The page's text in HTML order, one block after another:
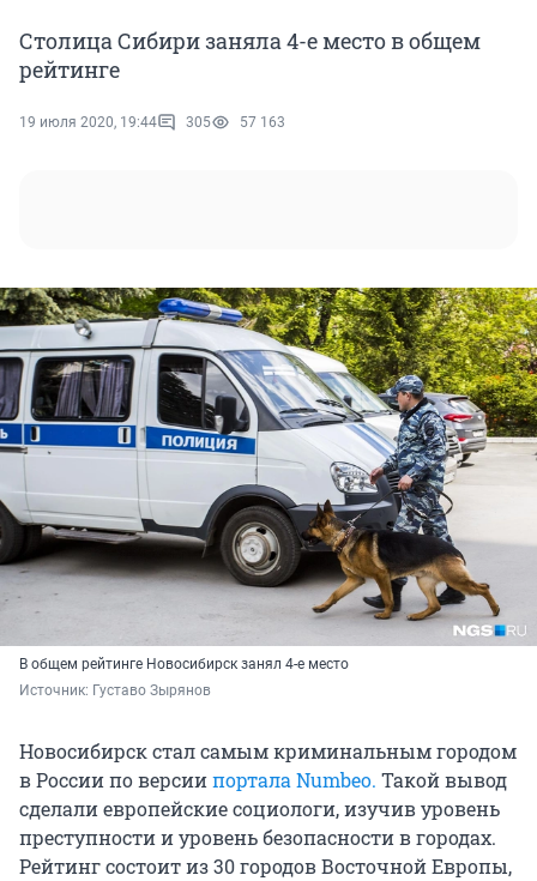
Столица Сибири заняла 4-е место в общем
рейтинге
19 июля 2020, 19:44 305 57 163
В общем рейтинге Новосибирск занял 4-е место
Источник: Густаво Зырянов
Новосибирск стал самым криминальным городом
в России по версиипортала Numbeo. Такой вывод
сделали европейские социологи, изучив уровень
преступности и уровень безопасности в городах.
Рейтинг состоит из 30 городов Восточной Европы,